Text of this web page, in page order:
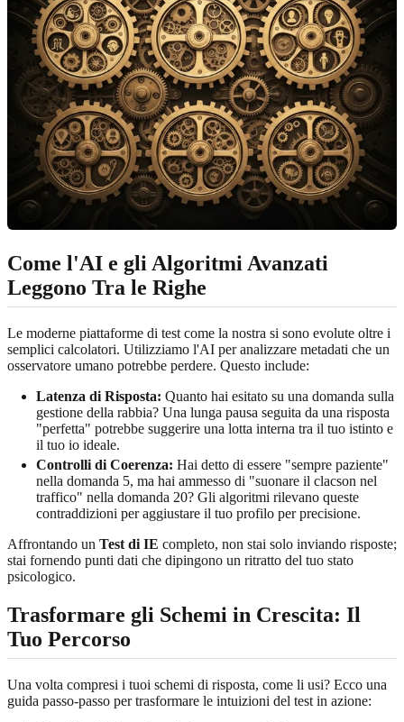
Come l'AI e gli Algoritmi Avanzati
Leggono Tra le Righe
Le moderne piattaforme di test come la nostra si sono evolute oltre i
semplici calcolatori. Utilizziamo l'AI per analizzare metadati che un
osservatore umano potrebbe perdere. Questo include:
Latenza di Risposta: Quanto hai esitato su una domanda sulla
gestione della rabbia? Una lunga pausa seguita da una risposta
"perfetta" potrebbe suggerire una lotta interna tra il tuo istinto e
il tuo io ideale.
Controlli di Coerenza: Hai detto di essere "sempre paziente"
nella domanda 5, ma hai ammesso di "suonare il clacson nel
traffico" nella domanda 20? Gli algoritmi rilevano queste
contraddizioni per aggiustare il tuo profilo per precisione.
Affrontando un Test di IE completo, non stai solo inviando risposte;
stai fornendo punti dati che dipingono un ritratto del tuo stato
psicologico.
Trasformare gli Schemi in Crescita: Il
Tuo Percorso
Una volta compresi i tuoi schemi di risposta, come li usi? Ecco una
guida passo-passo per trasformare le intuizioni del test in azione: